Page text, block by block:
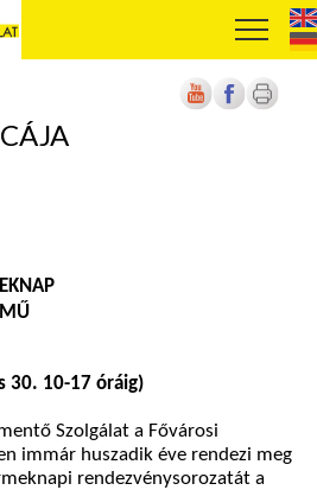
30. 10-17 óráig)
Szolgálat a Fővárosi
immár huszadik éve rendezi meg
rendezvénysorozatát a